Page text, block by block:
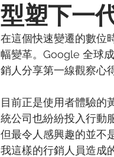
型塑下一
在這個快速變遷的數位
幅變革。Google 全球
銷人分享第一線觀察心
目前正是使用者體驗的
統公司也紛紛投入行動
但最令人感興趣的並不
我這樣的行銷人員造成